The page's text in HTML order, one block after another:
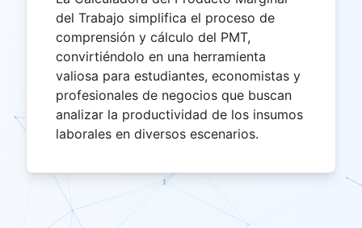
del Trabajo simplifica el proceso de
comprensión y cálculo del PMT,
convirtiéndolo en una herramienta
valiosa para estudiantes, economistas y
profesionales de negocios que buscan
analizar la productividad de los insumos
laborales en diversos escenarios.